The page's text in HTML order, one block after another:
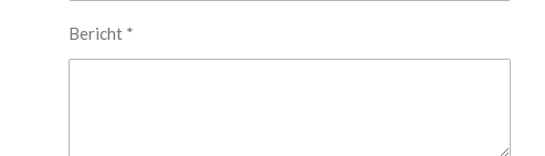
Bericht *